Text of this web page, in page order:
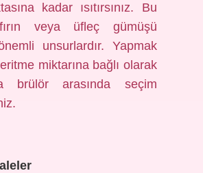
kadar ısıtırsınız. Bu
veya üfleç gümüşü
unsurlardır. Yapmak
miktarına bağlı olarak
brülör arasında seçim